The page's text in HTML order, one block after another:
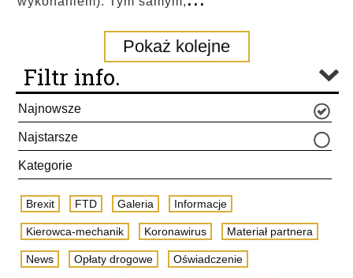
Pokaż kolejne
Filtr info.
Najnowsze
Najstarsze
Kategorie
Brexit FTD Galeria Informacje
Kierowca-mechanik Koronawirus Materiał partnera
News Opłaty drogowe Oświadczenie